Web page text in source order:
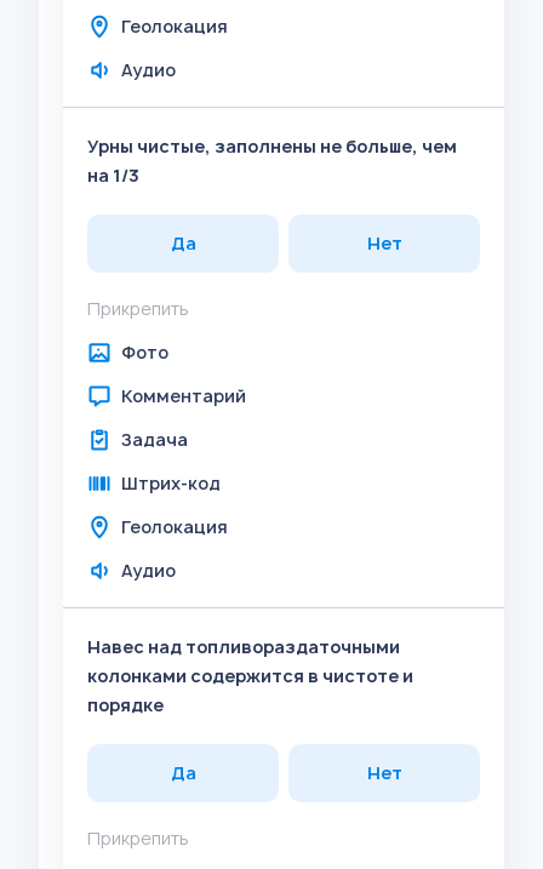
Геолокация
Аудио
Урны чистые, заполнены не больше, чем
на 1/3
Да Нет
Прикрепить
Фото
Комментарий
Задача
Штрих-код
Геолокация
Аудио
Навес над топливораздаточными
колонками содержится в чистоте и
порядке
Да Нет
Прикрепить